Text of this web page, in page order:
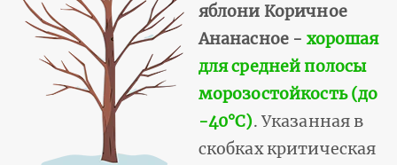
яблони Коричное
Ананасное - хорошая
для средней полосы
морозостойкость (до
-40°С). Указанная в
скобках критическая